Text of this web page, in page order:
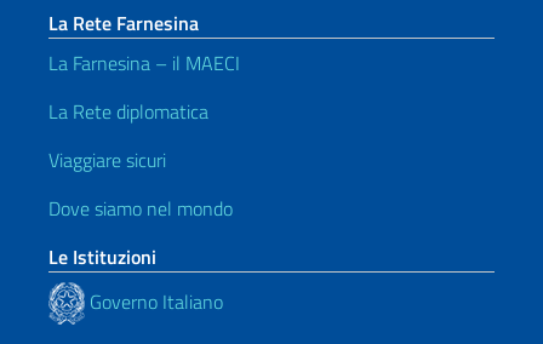
La Rete Farnesina
La Farnesina – il MAECI
La Rete diplomatica
Viaggiare sicuri
Dove siamo nel mondo
Le Istituzioni
Governo Italiano